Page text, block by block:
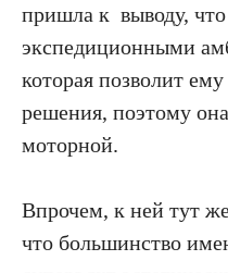
пришла к выводу, что
экспедиционными
которая позволит
решения, поэтому
моторной.
Впрочем, к ней тут
что большинство